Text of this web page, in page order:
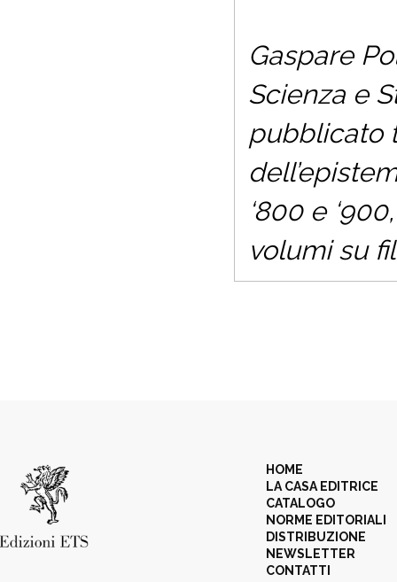
Gaspare
Scienza e
pubblicato
‘800 e
volumi su
HOME
LA CASA EDITRICE
CATALOGO
NORME EDITORIALI
DISTRIBUZIONE
NEWSLETTER
CONTATTI